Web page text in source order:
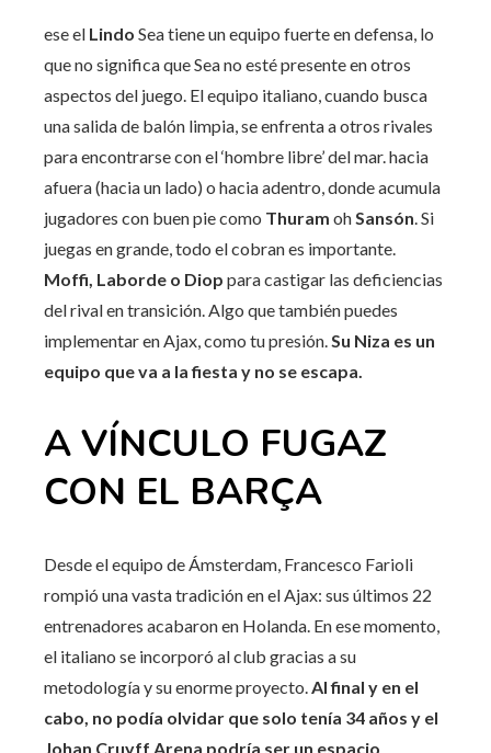
ese el Lindo Sea tiene un equipo fuerte en defensa, lo
que no significa que Sea no esté presente en otros
aspectos del juego. El equipo italiano, cuando busca
una salida de balón limpia, se enfrenta a otros rivales
para encontrarse con el ‘hombre libre’ del mar. hacia
afuera (hacia un lado) o hacia adentro, donde acumula
jugadores con buen pie como Thuram ohSansón. Si
juegas en grande, todo el cobran es importante.
Moffi, Laborde o Diop para castigar las deficiencias
del rival en transición. Algo que también puedes
implementar en Ajax, como tu presión.Su Niza es un
equipo que va a la fiesta y no se escapa.
A VÍNCULO FUGAZ
CON EL BARÇA
Desde el equipo de Ámsterdam, Francesco Farioli
rompió una vasta tradición en el Ajax: sus últimos 22
entrenadores acabaron en Holanda. En ese momento,
el italiano se incorporó al club gracias a su
metodología y su enorme proyecto.Al final y en el
cabo, no podía olvidar que solo tenía 34 años y el
Johan Cruyff Arena podría ser un espacio